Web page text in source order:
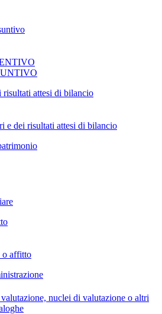
attesi di bilancio
e dei risultati attesi di bilancio
o affitto
nuclei di valutazione o altri